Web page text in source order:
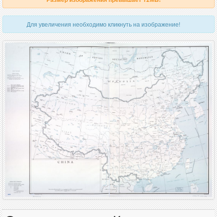
Для увеличения необходимо кликнуть на изображение!